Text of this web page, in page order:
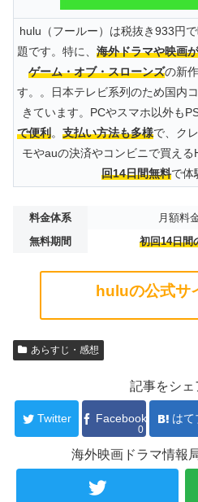
hulu（フールー）は税抜き933円
題です。特に、 海外ドラマや映画
ゲーム・オブ・スローンズの新
す。。日本テレビ系列のため国内
きています。PCやスマホ以外も
で便利。 支払い方法も多様で、ク
モやauの決済やコンビニで買える
回14日間無料で体
料金体系 月額料
無料期間
初回14日間
huluの公式サ
あらすじ・感想
記事をシェ
Twitter Facebook
0
はて
海外映画ドラマ情報